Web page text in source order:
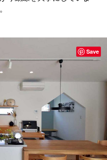
Save